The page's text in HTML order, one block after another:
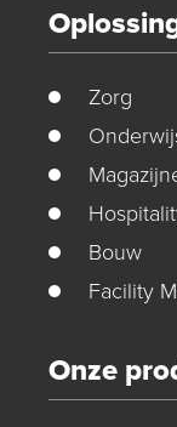
Zorg
Bouw
Facility
Onze